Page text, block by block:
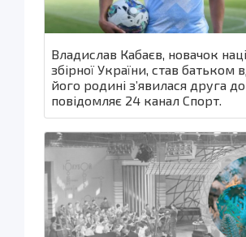
Владислав Кабаєв, новачок
збірної України, став батьком
його родині з’явилася друга
повідомляє 24 канал Спорт.